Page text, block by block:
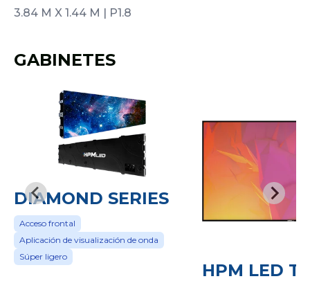
3.84 M X 1.44 M | P1.8
GABINETES
DIAMOND SERIES
Acceso frontal
Aplicación de visualización de onda
Súper ligero
HPM LED